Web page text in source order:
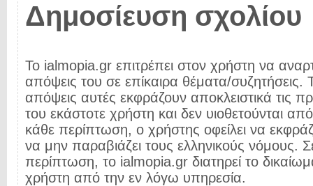
Δημοσίευση σχολίου
Το ialmopia.gr επιτρέπει στον χρήστη να
απόψεις του σε επίκαιρα θέματα/συζητήσεις.
απόψεις αυτές εκφράζουν αποκλειστικά τις
του εκάστοτε χρήστη και δεν υιοθετούνται
κάθε περίπτωση, ο χρήστης οφείλει να
να μην παραβιάζει τους ελληνικούς νόμους.
περίπτωση, το ialmopia.gr διατηρεί το
χρήστη από την εν λόγω υπηρεσία.